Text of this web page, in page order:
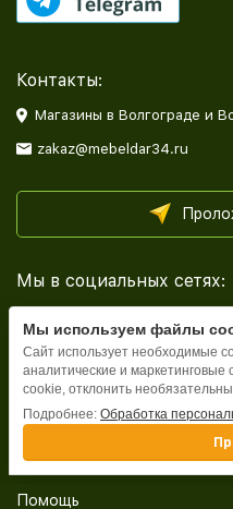
Контакты:
Магазины в Волгограде и
zakaz@mebeldar34.ru
Мы в социальных сетях:
Каталог
Помощь
Мы используем файлы
Сайт использует необходимые
аналитические и
cookie, отклонить
Подробнее: Обработка